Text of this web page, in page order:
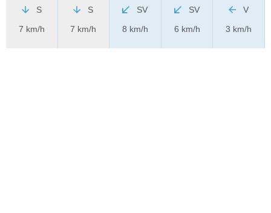
S
7 km/h
S
7 km/h
SV
8 km/h
SV
6 km/h
V
3 km/h